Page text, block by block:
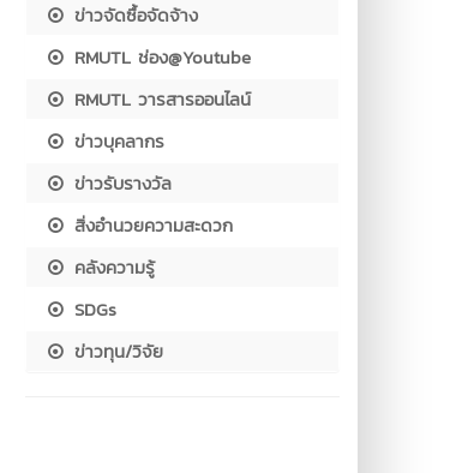
ข่าวจัดซื้อจัดจ้าง
RMUTL ช่อง@Youtube
RMUTL วารสารออนไลน์
ข่าวบุคลากร
ข่าวรับรางวัล
สิ่งอำนวยความสะดวก
คลังความรู้
SDGs
ข่าวทุน/วิจัย